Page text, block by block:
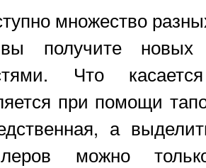
множество
получите
Что
при помощи
а
можно